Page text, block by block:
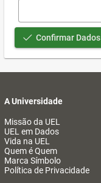
Confirmar Dados
A Universidade
Missão da UEL
UEL em Dados
Vida na UEL
Quem é Quem
Marca Símbolo
Política de Privacidade